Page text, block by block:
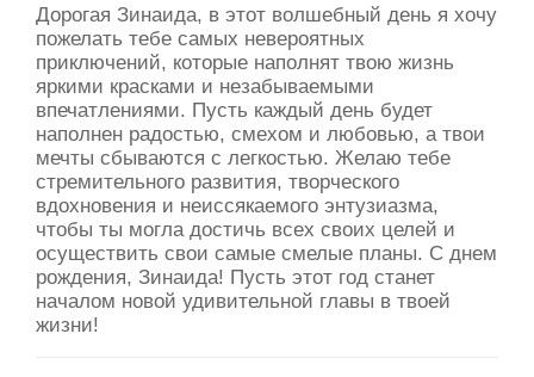
Дорогая Зинаида, в этот волшебный день я хочу
пожелать тебе самых невероятных
приключений, которые наполнят твою жизнь
яркими красками и незабываемыми
впечатлениями. Пусть каждый день будет
наполнен радостью, смехом и любовью, а твои
мечты сбываются с легкостью. Желаю тебе
стремительного развития, творческого
вдохновения и неиссякаемого энтузиазма,
чтобы ты могла достичь всех своих целей и
осуществить свои самые смелые планы. С днем
рождения, Зинаида! Пусть этот год станет
началом новой удивительной главы в твоей
жизни!